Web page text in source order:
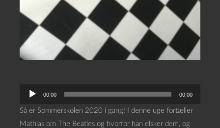
00:00 00:00
Så er Sommerskolen 2020 i gang! I denne uge fortæller
Mathias om The Beatles og hvorfor han elsker dem, og